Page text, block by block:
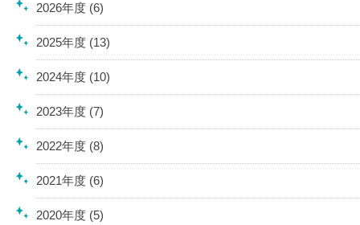
2026年度 (6)
2025年度 (13)
2024年度 (10)
2023年度 (7)
2022年度 (8)
2021年度 (6)
2020年度 (5)